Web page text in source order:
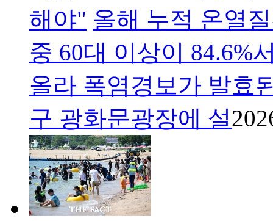
해야" 올해 누적 온열
중 60대 이상이 84.6%
올라 폭염경보가 발효
구 광화문광장에 설